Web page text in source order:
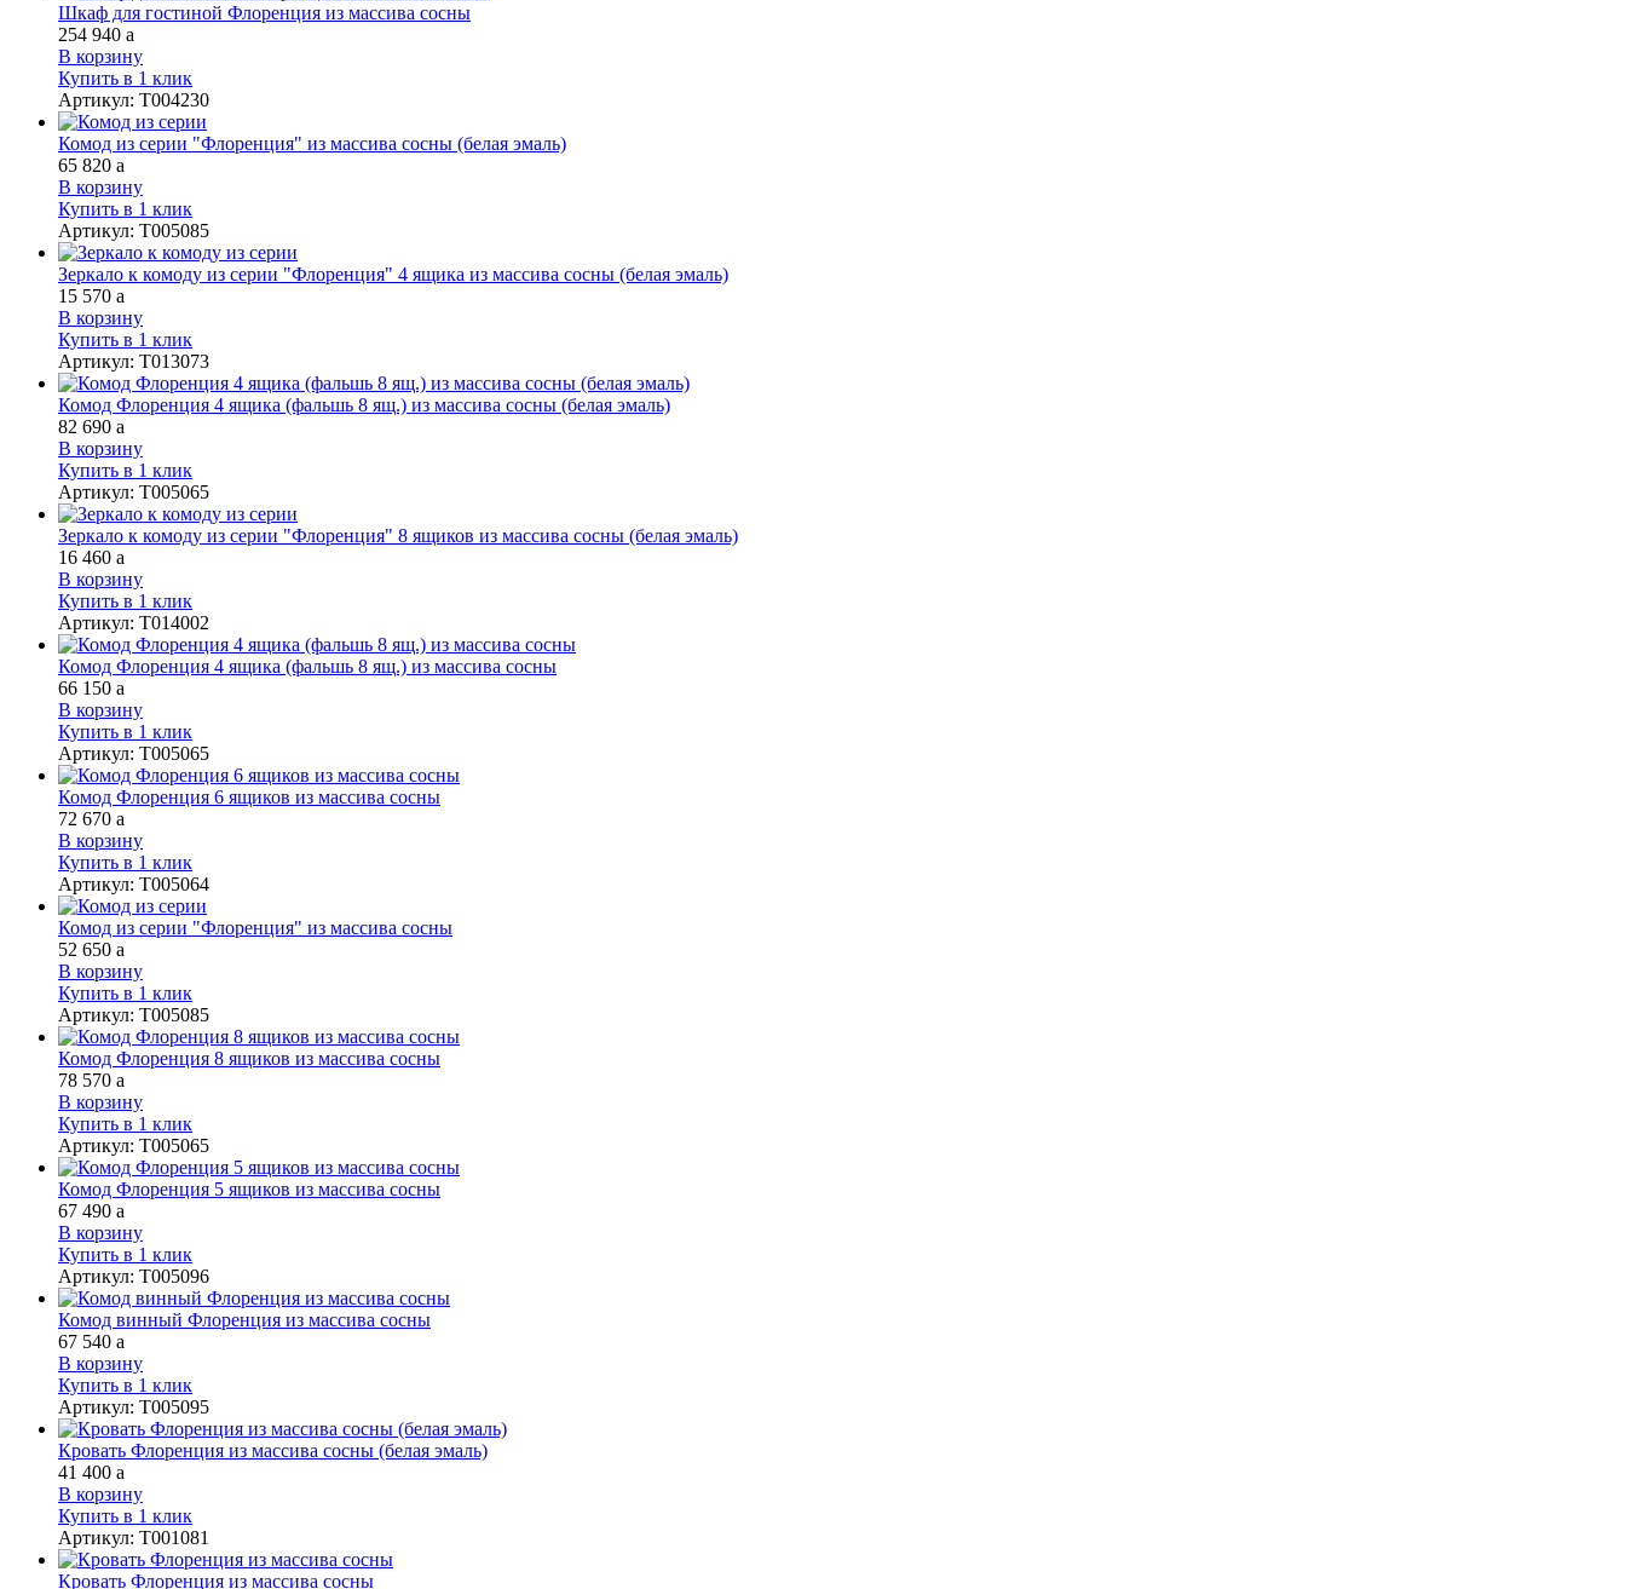
Шкаф для гостиной Флоренция из массива сосны
254 940 a
В корзину
Купить в 1 клик
Артикул: Т004230
Комод из серии "Флоренция" из массива сосны (белая эмаль)
65 820 a
В корзину
Купить в 1 клик
Артикул: Т005085
Зеркало к комоду из серии "Флоренция" 4 ящика из массива сосны (белая эмаль)
15 570 a
В корзину
Купить в 1 клик
Артикул: Т013073
Комод Флоренция 4 ящика (фальшь 8 ящ.) из массива сосны (белая эмаль)
82 690 a
В корзину
Купить в 1 клик
Артикул: Т005065
Зеркало к комоду из серии "Флоренция" 8 ящиков из массива сосны (белая эмаль)
16 460 a
В корзину
Купить в 1 клик
Артикул: Т014002
Комод Флоренция 4 ящика (фальшь 8 ящ.) из массива сосны
66 150 a
В корзину
Купить в 1 клик
Артикул: Т005065
Комод Флоренция 6 ящиков из массива сосны
72 670 a
В корзину
Купить в 1 клик
Артикул: Т005064
Комод из серии "Флоренция" из массива сосны
52 650 a
В корзину
Купить в 1 клик
Артикул: Т005085
Комод Флоренция 8 ящиков из массива сосны
78 570 a
В корзину
Купить в 1 клик
Артикул: Т005065
Комод Флоренция 5 ящиков из массива сосны
67 490 a
В корзину
Купить в 1 клик
Артикул: Т005096
Комод винный Флоренция из массива сосны
67 540 a
В корзину
Купить в 1 клик
Артикул: Т005095
Кровать Флоренция из массива сосны (белая эмаль)
41 400 a
В корзину
Купить в 1 клик
Артикул: Т001081
Кровать Флоренция из массива сосны